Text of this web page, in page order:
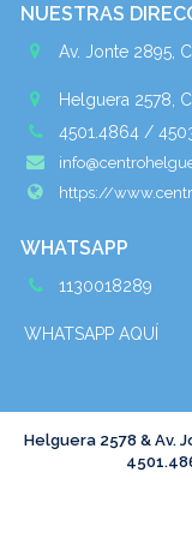
NUESTRAS
Av. Jonte 2895,
Helguera 2578,
4501.4864 /
https://
WHATSAPP
1130018289
WHATSAPP AQUÍ
Helguera 2578 & Av.